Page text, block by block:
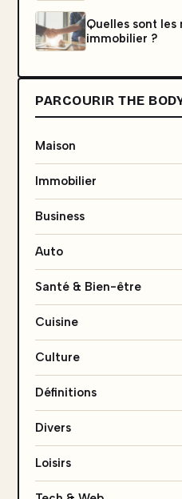
Quelles sont
immobilier ?
PARCOURIR THE
Maison
Immobilier
Business
Auto
Santé & Bien-être
Cuisine
Culture
Définitions
Divers
Loisirs